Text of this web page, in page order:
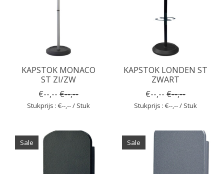
KAPSTOK MONACO
ST ZI/ZW
€--,-- €--,--
Stukprijs : €--,-- / Stuk
KAPSTOK LONDEN ST
ZWART
€--,-- €--,--
Stukprijs : €--,-- / Stuk
Sale Sale